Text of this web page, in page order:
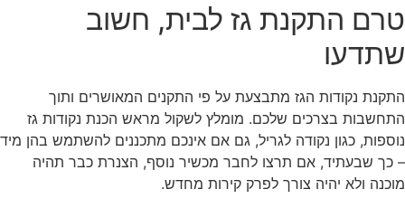
טרם התקנת גז לבית, חשוב
שתדעו
התקנת נקודות הגז מתבצעת על פי התקנים המאושרים ותוך
התחשבות בצרכים שלכם. מומלץ לשקול מראש הכנת נקודות גז
נוספות, כגון נקודה לגריל, גם אם אינכם מתכננים להשתמש בהן מיד
– כך שבעתיד, אם תרצו לחבר מכשיר נוסף, הצנרת כבר תהיה
מוכנה ולא יהיה צורך לפרק קירות מחדש.